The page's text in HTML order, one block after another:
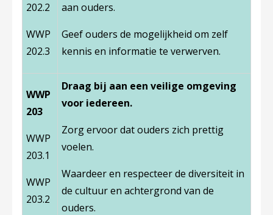
202.2
WWP
202.3
aan ouders.
Geef ouders de mogelijkheid om zelf
kennis en informatie te verwerven.
WWP
203
WWP
203.1
WWP
203.2
Draag bij aan een veilige omgeving
voor iedereen.
Zorg ervoor dat ouders zich prettig
voelen.
Waardeer en respecteer de diversiteit in
de cultuur en achtergrond van de
ouders.